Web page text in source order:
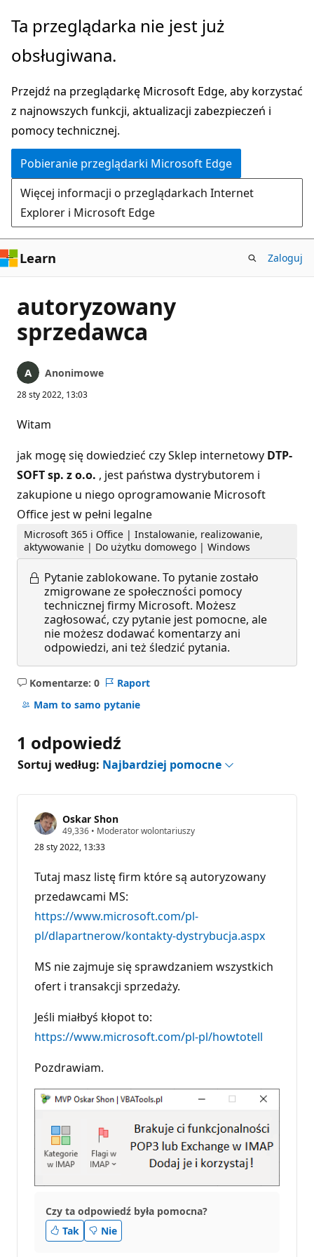
Przejdź
głównej
Ta przeglądarka nie jest już
obsługiwana.
Przejdź na przeglądarkę Microsoft Edge, aby korzystać
z najnowszych funkcji, aktualizacji zabezpieczeń i
pomocy technicznej.
Pobieranie przeglądarki Microsoft Edge
Więcej informacji o przeglądarkach Internet
Explorer i Microsoft Edge
Learn Zaloguj
autoryzowany
sprzedawca
Anonimowe
28 sty 2022, 13:03
Witam
jak mogę się dowiedzieć czy Sklep internetowy DTP-
SOFT sp. z o.o. , jest państwa dystrybutorem i
zakupione u niego oprogramowanie Microsoft
Office jest w pełni legalne
Microsoft 365 i Office | Instalowanie, realizowanie,
aktywowanie | Do użytku domowego | Windows
Pytanie zablokowane. To pytanie zostało
zmigrowane ze społeczności pomocy
technicznej firmy Microsoft. Możesz
zagłosować, czy pytanie jest pomocne, ale
nie możesz dodawać komentarzy ani
odpowiedzi, ani też śledzić pytania.
Komentarze: 0
Brak
komentarzy
Raport
Mam to samo pytanie
1 odpowiedź
Sortuj według: Najbardziej pomocne
Oskar Shon
49,336 P
n
r
e
p
t
j
• Moderator wolontariuszy
28 sty 2022, 13:33
Tutaj masz listę firm które są autoryzowany
przedawcami MS:
https://www.microsoft.com/pl-
pl/dlapartnerow/kontakty-dystrybucja.aspx
MS nie zajmuje się sprawdzaniem wszystkich
ofert i transakcji sprzedaży.
Jeśli miałbyś kłopot to:
https://www.microsoft.com/pl-pl/howtotell
Pozdrawiam.
Czy ta odpowiedź była pomocna?
Tak
Nie